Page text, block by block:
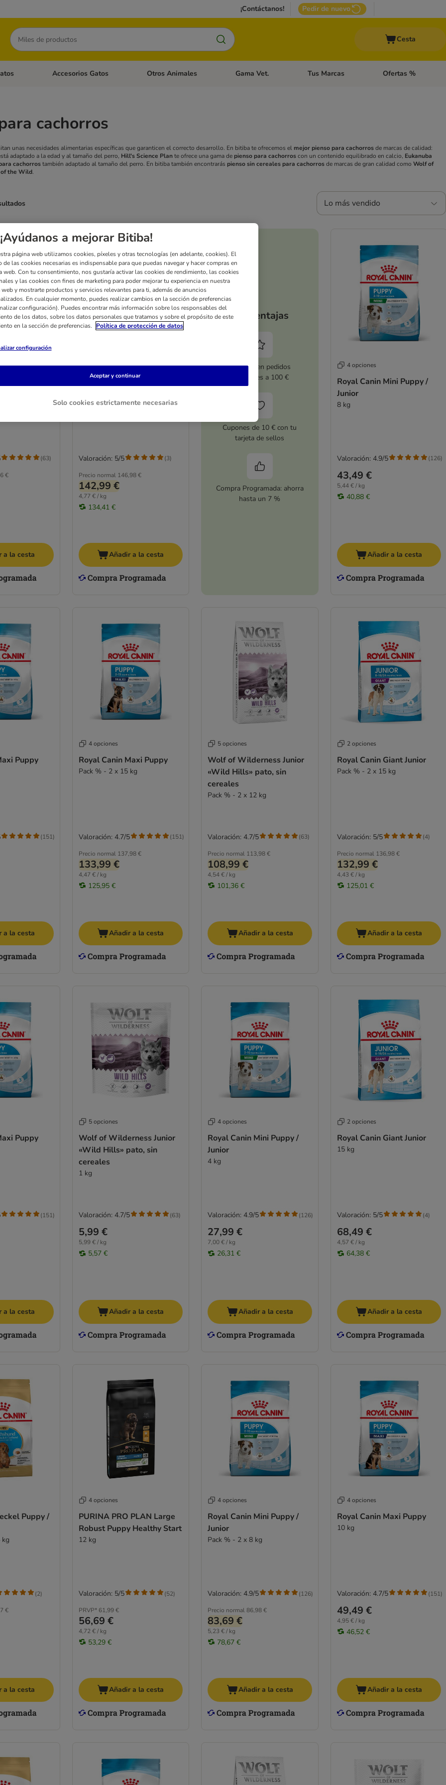
¡Contáctanos! Pedir de nuevo
Buscar
Cesta
abierto: Accesorios Perros
Menú de categoria abierto: Comida Gatos
Accesorios Gatos Menú de categoria abierto: Accesorios Gatos
Otros Animales Menú de categoria abierto: Otros Animales
Gama Vet. Menú de categoria abierto: Gama Vet.
Tus Marcas Menú de categoria
Ofertas %
cachorros
unas necesidades alimentarias específicas que garanticen el correcto desarrollo. En bitiba te ofrecemos el mejor pienso para cachorrosde marcas de calidad:
adaptado a la edad y al tamaño del perro, Hill's Science Plante ofrece una gama de pienso para cachorroscon un contenido equilibrado en calcio, Eukanuba
cachorrostambién adaptado al tamaño del perro. En bitiba también encontrarás pienso sin cereales para cachorrosde marcas de gran calidad como Wolf of
of the Wild.
Lo más vendido
Junior
sin
€
(63)
a la cesta
2 opciones
Royal Canin Giant Puppy
Precio normal 146,98 €
142,99 €
4,77 € / kg
134,41 €
Valoración: 5/5 (3)
Añadir a la cesta
Tus ventajas
5 % dto. en pedidos
superiores a 100 €
Cupones de 10 € con tu
tarjeta de sellos
Compra Programada: ahorra
hasta un 7 %
4 opciones
Royal Canin Mini Puppy /
Junior
8 kg
43,49 €
5,44 € / kg
40,88 €
Valoración: 4.9/5 (126)
Añadir a la cesta
Puppy
(151)
a la cesta
4 opciones
Royal Canin Maxi Puppy
Pack % - 2 x 15 kg
Precio normal 137,98 €
133,99 €
4,47 € / kg
125,95 €
Valoración: 4.7/5 (151)
Añadir a la cesta
5 opciones
Wolf of Wilderness Junior
«Wild Hills» pato, sin
cereales
Pack % - 2 x 12 kg
Precio normal 113,98 €
108,99 €
4,54 € / kg
101,36 €
Valoración: 4.7/5 (63)
Añadir a la cesta
2 opciones
Royal Canin Giant Junior
Pack % - 2 x 15 kg
Precio normal 136,98 €
132,99 €
4,43 € / kg
125,01 €
Valoración: 5/5 (4)
Añadir a la cesta
Puppy
(151)
a la cesta
5 opciones
Wolf of Wilderness Junior
«Wild Hills» pato, sin
cereales
1 kg
5,99 €
5,99 € / kg
5,57 €
Valoración: 4.7/5 (63)
Añadir a la cesta
4 opciones
Royal Canin Mini Puppy /
Junior
4 kg
27,99 €
7,00 € / kg
26,31 €
Valoración: 4.9/5 (126)
Añadir a la cesta
2 opciones
Royal Canin Giant Junior
15 kg
68,49 €
4,57 € / kg
64,38 €
Valoración: 5/5 (4)
Añadir a la cesta
Puppy /
kg
€
(2)
a la cesta
4 opciones
PURINA PRO PLAN Large
Robust Puppy Healthy Start
12 kg
PRVP* 61,99 €
56,69 €
4,72 € / kg
53,29 €
Valoración: 5/5 (52)
Añadir a la cesta
4 opciones
Royal Canin Mini Puppy /
Junior
Pack % - 2 x 8 kg
Precio normal86,98 €
83,69 €
5,23 € / kg
78,67 €
Valoración: 4.9/5 (126)
Añadir a la cesta
4 opciones
Royal Canin Maxi Puppy
10 kg
49,49 €
4,95 € / kg
46,52 €
Valoración: 4.7/5 (151)
Añadir a la cesta
¡Ayúdanos a mejorar Bitiba!
página web utilizamos cookies, píxeles y otras tecnologías (en adelante, cookies). El
de las cookies necesarias es indispensable para que puedas navegar y hacer compras en
web. Con tu consentimiento, nos gustaría activar las cookies de rendimiento, las cookies
y las cookies con fines de marketing para poder mejorar tu experiencia en nuestra
web y mostrarte productos y servicios relevantes para ti, además de anuncios
En cualquier momento, puedes realizar cambios en la sección de preferencias
configuración). Puedes encontrar más información sobre los responsables del
de los datos, sobre los datos personales que tratamos y sobre el propósito de este
en la sección de preferencias.
Política de protección de datos
configuración
Solo cookies estrictamente necesarias
Aceptar y continuar